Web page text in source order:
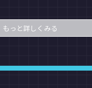
もっと詳しくみる